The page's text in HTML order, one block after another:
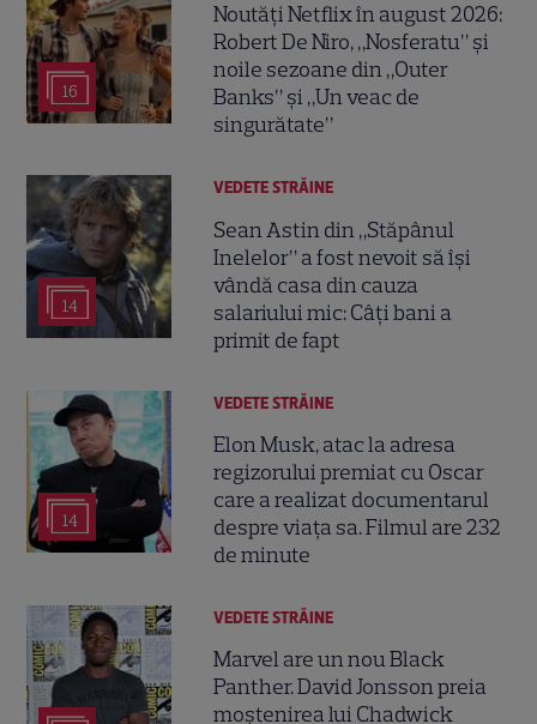
16
Noutăți Netflix în august 2026:
Robert De Niro, „Nosferatu” și
noile sezoane din „Outer
Banks” și „Un veac de
singurătate”
14
VEDETE STRĂINE
Sean Astin din „Stăpânul
Inelelor” a fost nevoit să își
vândă casa din cauza
salariului mic: Câți bani a
primit de fapt
14
VEDETE STRĂINE
Elon Musk, atac la adresa
regizorului premiat cu Oscar
care a realizat documentarul
despre viața sa. Filmul are 232
de minute
VEDETE STRĂINE
Marvel are un nou Black
Panther. David Jonsson preia
moștenirea lui Chadwick